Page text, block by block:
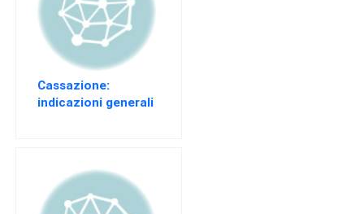
Cassazione:
indicazioni generali